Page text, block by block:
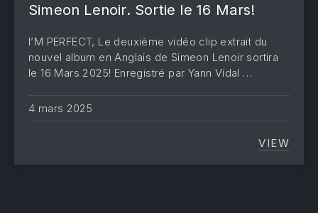
Simeon Lenoir. Sortie le 16 Mars!
I’M PERFECT, Le deuxième vidéo clip extrait du
nouvel album en Anglais de Simeon Lenoir sortira
le 16 Mars 2025! Enregistré par Yann Vidal …
4 mars 2025
VIEW« I’M